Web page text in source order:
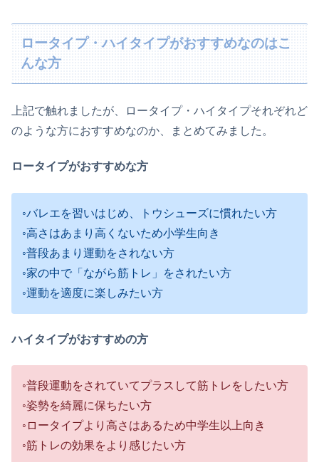
ロータイプ・ハイタイプがおすすめなのはこ
んな方
上記で触れましたが、ロータイプ・ハイタイプそれぞれど
のような方におすすめなのか、まとめてみました。
ロータイプがおすすめな方
◦バレエを習いはじめ、トウシューズに慣れたい方
◦高さはあまり高くないため小学生向き
◦普段あまり運動をされない方
◦家の中で「ながら筋トレ」をされたい方
◦運動を適度に楽しみたい方
ハイタイプがおすすめの方
◦普段運動をされていてプラスして筋トレをしたい方
◦姿勢を綺麗に保ちたい方
◦ロータイプより高さはあるため中学生以上向き
◦筋トレの効果をより感じたい方